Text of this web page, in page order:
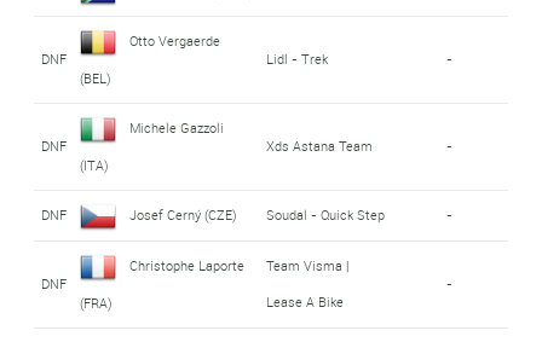
DNF
Otto Vergaerde
(BEL)
Lidl - Trek -
DNF
Michele Gazzoli
(ITA)
Xds Astana Team -
DNF Josef Cerný (CZE) Soudal - Quick Step -
DNF
Christophe Laporte
(FRA)
Team Visma |
Lease A Bike
-